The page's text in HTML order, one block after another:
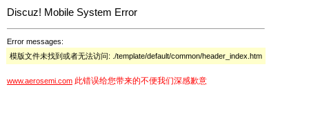
Discuz! Mobile System Error
Error messages:
模版文件未找到或者无法访问: ./template/default/common/header_index.htm
www.aerosemi.com 此错误给您带来的不便我们深感歉意